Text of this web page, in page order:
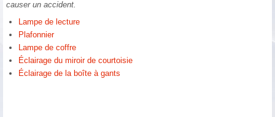
causer un accident.
Lampe de lecture
Plafonnier
Lampe de coffre
Éclairage du miroir de courtoisie
Éclairage de la boîte à gants